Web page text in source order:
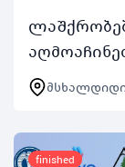
მდებარე
ორდღიან…
finished